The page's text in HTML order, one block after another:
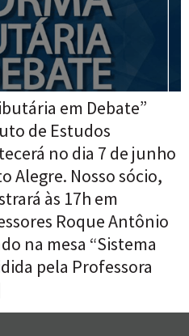
em Debate”
de Estudos
no dia 7 de junho
Alegre. Nosso sócio,
às 17h em
Roque Antônio
na mesa “Sistema
pela Professora